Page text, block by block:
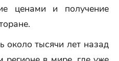
ценами и получение
около тысячи лет назад